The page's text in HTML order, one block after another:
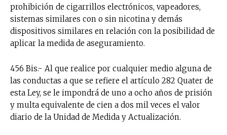
prohibición de cigarrillos electrónicos, vapeadores,
sistemas similares con o sin nicotina y demás
dispositivos similares en relación con la posibilidad de
aplicar la medida de aseguramiento.
456 Bis.- Al que realice por cualquier medio alguna de
las conductas a que se refiere el artículo 282 Quater de
esta Ley, se le impondrá de uno a ocho años de prisión
y multa equivalente de cien a dos mil veces el valor
diario de la Unidad de Medida y Actualización.